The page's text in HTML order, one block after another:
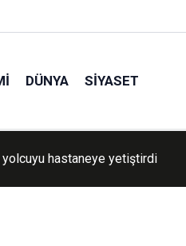
DÜNYA SIYASET
geçti: Lav ve kül bulutu